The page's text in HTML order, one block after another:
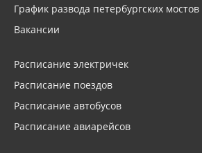
График развода петербургских мостов
Вакансии
Расписание электричек
Расписание поездов
Расписание автобусов
Расписание авиарейсов